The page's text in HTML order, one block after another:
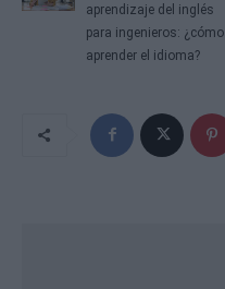
aprendizaje del inglés
para ingenieros: ¿cómo
aprender el idioma?